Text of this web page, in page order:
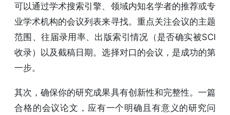
可以通过学术搜索引擎、领域内知名学者的推荐或专
业学术机构的会议列表来寻找。重点关注会议的主题
范围、往届录用率、出版索引情况（是否确实被SCI
收录）以及截稿日期。选择对口的会议，是成功的第
一步。
其次，确保你的研究成果具有创新性和完整性。一篇
合格的会议论文，应有一个明确且有意义的研究问